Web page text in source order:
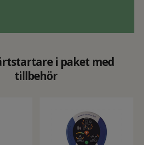
i paket med
tillbehör